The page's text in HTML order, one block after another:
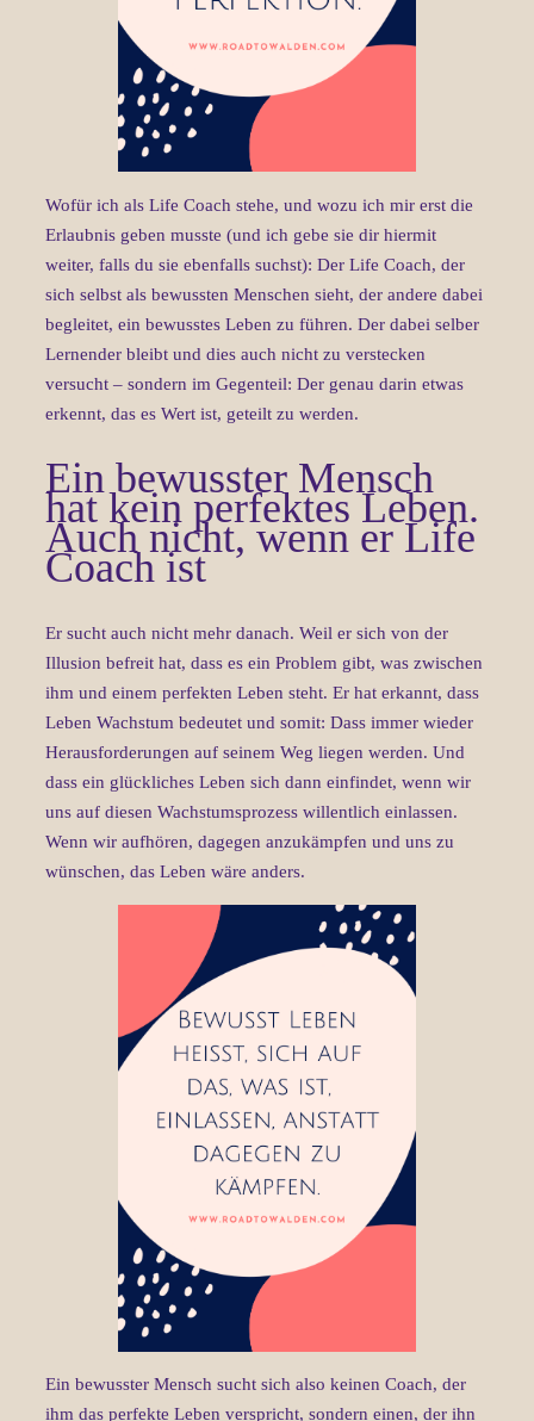
Wofür ich als Life Coach stehe, und wozu ich mir erst die
Erlaubnis geben musste (und ich gebe sie dir hiermit
weiter, falls du sie ebenfalls suchst): Der Life Coach, der
sich selbst als bewussten Menschen sieht, der andere dabei
begleitet, ein bewusstes Leben zu führen. Der dabei selber
Lernender bleibt und dies auch nicht zu verstecken
versucht – sondern im Gegenteil: Der genau darin etwas
erkennt, das es Wert ist, geteilt zu werden.
Ein bewusster Mensch
hat kein perfektes Leben.
Auch nicht, wenn er Life
Coach ist
Er sucht auch nicht mehr danach. Weil er sich von der
Illusion befreit hat, dass es ein Problem gibt, was zwischen
ihm und einem perfekten Leben steht. Er hat erkannt, dass
Leben Wachstum bedeutet und somit: Dass immer wieder
Herausforderungen auf seinem Weg liegen werden. Und
dass ein glückliches Leben sich dann einfindet, wenn wir
uns auf diesen Wachstumsprozess willentlich einlassen.
Wenn wir aufhören, dagegen anzukämpfen und uns zu
wünschen, das Leben wäre anders.
Ein bewusster Mensch sucht sich also keinen Coach, der
ihm das perfekte Leben verspricht, sondern einen, der ihn